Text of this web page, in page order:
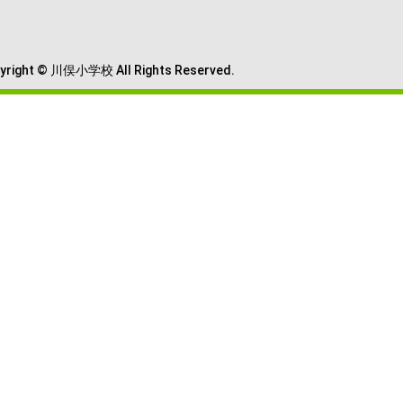
© 川俣小学校 All Rights Reserved.